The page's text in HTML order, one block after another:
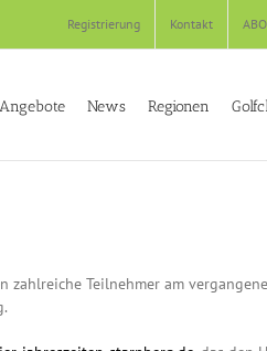
Registrierung Kontakt ABO
Angebote News Regionen
Teilnehmer am